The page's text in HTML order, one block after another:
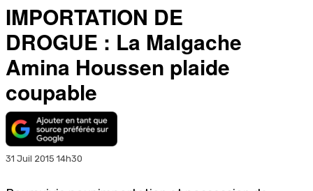
IMPORTATION DE
DROGUE : La Malgache
Amina Houssen plaide
coupable
31 Juil 2015 14h30